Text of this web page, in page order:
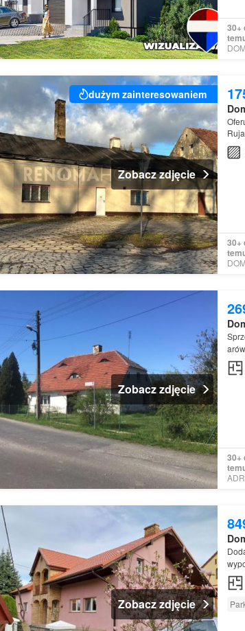
30+
dużym zainteresowaniem
Zobacz zdjęcie
S3/
30+
Zobacz zdjęcie
30+
Zobacz zdjęcie